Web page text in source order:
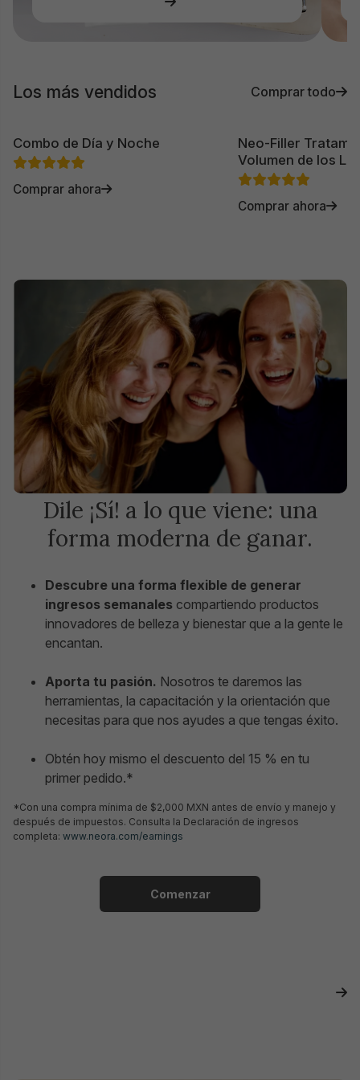
Los más vendidos Comprar todo
Combo de Día y Noche
Comprar ahora
Neo-Filler
Volumen de los
Comprar ahora
Dile ¡Sí! a lo que viene: una
forma moderna de ganar.
Descubre una forma flexible de generar
ingresos semanales compartiendo productos
innovadores de belleza y bienestar que a la gente le
encantan.
Aporta tu pasión. Nosotros te daremos las
herramientas, la capacitación y la orientación que
necesitas para que nos ayudes a que tengas éxito.
Obtén hoy mismo el descuento del 15 % en tu
primer pedido.*
*Con una compra mínima de $2,000 MXN antes de envío y manejo y
después de impuestos. Consulta la Declaración de ingresos
completa: www.neora.com/earnings
Comenzar